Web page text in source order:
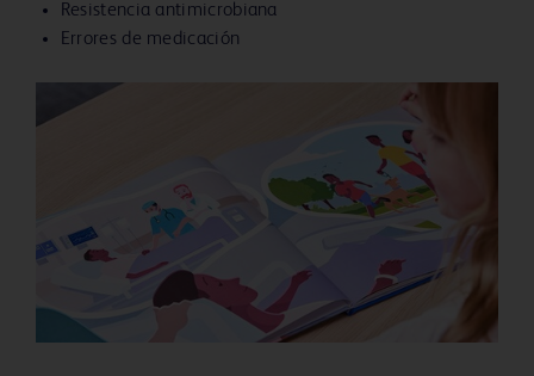
Resistencia antimicrobiana
Errores de medicación